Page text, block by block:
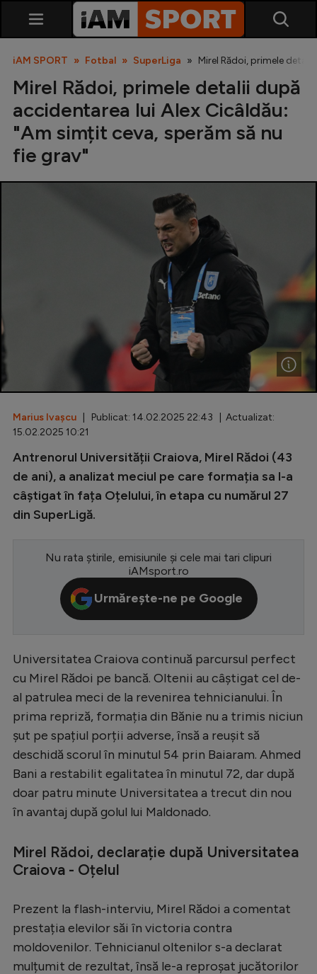
SuperLiga
Cupa României
Echipa Națională
Fotbal feminin
Special
Diverse
Inedit
Clasamente
Champions League
Europa League
CM 2026
Premier League
Serie A
Bundesliga
Ligue 1
Campionate
Starurile fotbalului
EURO 2024
Stranieri
Tenis
Natație
iAM SPORT Fotbal SuperLiga Mirel Rădoi, primele
Mirel Rădoi, primele detalii după
accidentarea lui Alex Cicâldău:
"Am simțit ceva, sperăm să nu
fie grav"
Marius Ivașcu | Publicat: 14.02.2025 22:43 | Actualizat:
15.02.2025 10:21
Antrenorul Universității Craiova, Mirel Rădoi (43
de ani), a analizat meciul pe care formația sa l-a
câștigat în fața Oțelului, în etapa cu numărul 27
din SuperLigă.
Nu rata știrile, emisiunile și cele mai tari clipuri
iAMsport.ro
Urmărește-ne pe Google
Universitatea Craiova continuă parcursul perfect
cu Mirel Rădoi pe bancă. Oltenii au câștigat cel de-
al patrulea meci de la revenirea tehnicianului. În
prima repriză, formația din Bănie nu a trimis niciun
șut pe spațiul porții adverse, însă a reușit să
deschidă scorul în minutul 54 prin Baiaram. Ahmed
Bani a restabilit egalitatea în minutul 72, dar după
doar patru minute Universitatea a trecut din nou
în avantaj după golul lui Maldonado.
Mirel Rădoi, declarație după Universitatea
Craiova - Oțelul
Prezent la flash-interviu, Mirel Rădoi a comentat
prestația elevilor săi în victoria contra
moldovenilor. Tehnicianul oltenilor s-a declarat
mulțumit de rezultat, însă le-a reproșat jucătorilor